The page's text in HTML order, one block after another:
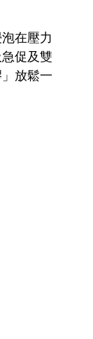
在壓力
促及雙
放鬆一